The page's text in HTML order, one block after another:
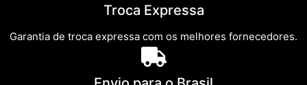
Troca Expressa
Garantia de troca expressa com os melhores fornecedores.